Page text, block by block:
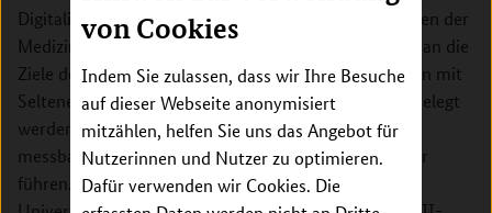
von Cookies
Indem Sie zulassen, dass wir Ihre Besuche
auf dieser Webseite anonymisiert
mitzählen, helfen Sie uns das Angebot für
Nutzerinnen und Nutzer zu optimieren.
Dafür verwenden wir Cookies. Die
Digitalisierung und Innovation. Dies erfolgt im Rahmen der
Medizininformatik-Initiative (MII) und in Anlehnung an die
Ziele des Nationalen Aktionsbündnisses für Menschen mit
Seltenen Erkrankungen (NAMSE). Durch CORD soll belegt
werden, dass die Konzepte und Lösungen der MII zu
messbarem Nutzen für Patienten, Ärzte und Forscher
führen. Im Rahmen der MII baut jedes